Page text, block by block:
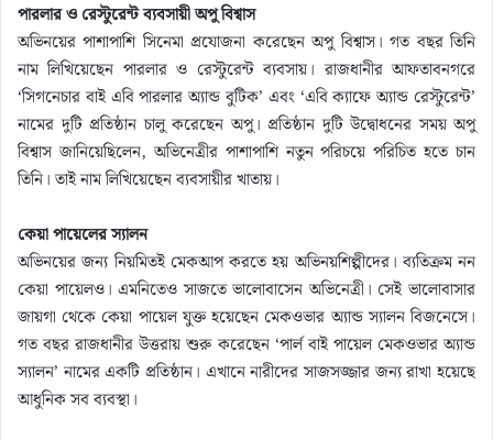
পারলার ও রেস্টুরেন্ট ব্যবসায়ী অপু বিশ্বাস
অভিনয়ের পাশাপাশি সিনেমা প্রযোজনা করেছেন অপু বিশ্বাস। গত বছর তিনি
নাম লিখিয়েছেন পারলার ও রেস্টুরেন্ট ব্যবসায়। রাজধানীর আফতাবনগরে
‘সিগনেচার বাই এবি পারলার অ্যান্ড বুটিক’ এবং ‘এবি ক্যাফে অ্যান্ড রেস্টুরেন্ট’
নামের দুটি প্রতিষ্ঠান চালু করেছেন অপু। প্রতিষ্ঠান দুটি উদ্বোধনের সময় অপু
বিশ্বাস জানিয়েছিলেন, অভিনেত্রীর পাশাপাশি নতুন পরিচয়ে পরিচিত হতে চান
তিনি। তাই নাম লিখিয়েছেন ব্যবসায়ীর খাতায়।
কেয়া পায়েলের স্যালন
অভিনয়ের জন্য নিয়মিতই মেকআপ করতে হয় অভিনয়শিল্পীদের। ব্যতিক্রম নন
কেয়া পায়েলও। এমনিতেও সাজতে ভালোবাসেন অভিনেত্রী। সেই ভালোবাসার
জায়গা থেকে কেয়া পায়েল যুক্ত হয়েছেন মেকওভার অ্যান্ড স্যালন বিজনেসে।
গত বছর রাজধানীর উত্তরায় শুরু করেছেন ‘পার্ল বাই পায়েল মেকওভার অ্যান্ড
স্যালন’ নামের একটি প্রতিষ্ঠান। এখানে নারীদের সাজসজ্জার জন্য রাখা হয়েছে
আধুনিক সব ব্যবস্থা।